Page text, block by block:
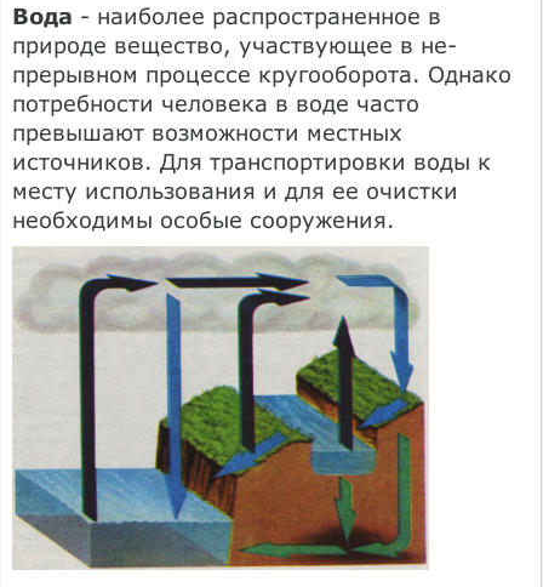
Вода - наиболее распространенное в
природе вещество, участвующее в не­
прерывном процессе кругооборота. Однако
потребности человека в воде часто
превышают возможности местных
источников. Для транспортировки воды к
месту использования и для ее очистки
необходимы особые сооружения.